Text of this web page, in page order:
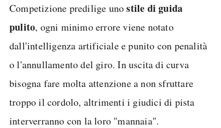
Competizione predilige unostile di guida
pulito, ogni minimo errore viene notato
dall'intelligenza artificiale e punito con penalità
o l'annullamento del giro. In uscita di curva
bisogna fare molta attenzione a non sfruttare
troppo il cordolo, altrimenti i giudici di pista
interverranno con la loro "mannaia".